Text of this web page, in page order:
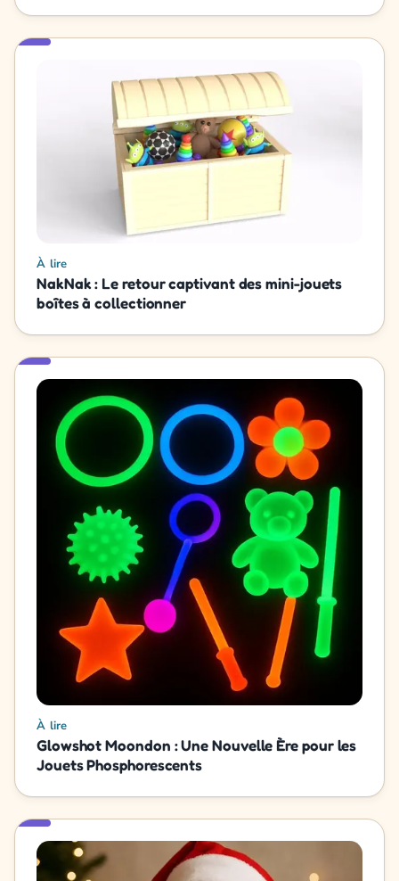
À lire
NakNak : Le retour captivant des mini-jouets
boîtes à collectionner
À lire
Glowshot Moondon : Une Nouvelle Ère pour les
Jouets Phosphorescents